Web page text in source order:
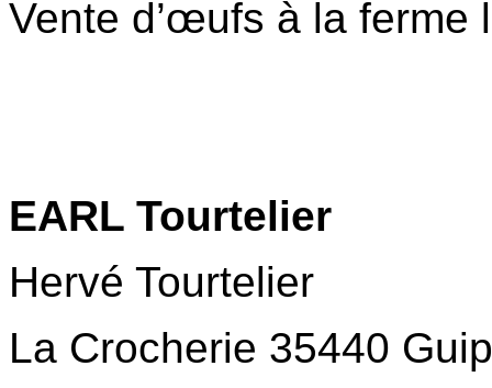
Vente d’œufs à la ferme
EARL Tourtelier
Hervé Tourtelier
La Crocherie 35440